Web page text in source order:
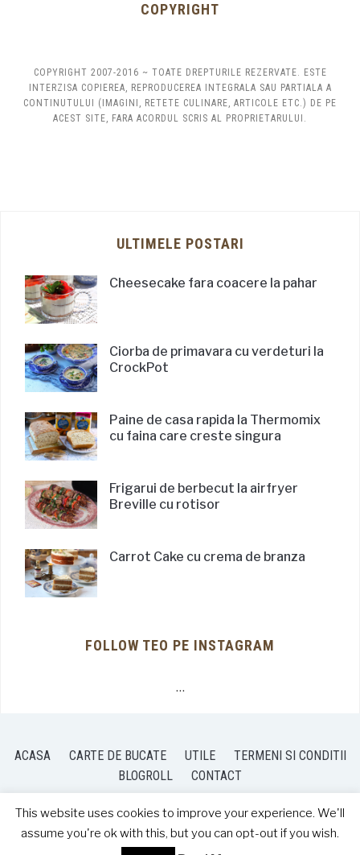
COPYRIGHT
COPYRIGHT 2007-2016 ~ TOATE DREPTURILE REZERVATE. ESTE
INTERZISA COPIEREA, REPRODUCEREA INTEGRALA SAU PARTIALA A
CONTINUTULUI (IMAGINI, RETETE CULINARE, ARTICOLE ETC.) DE PE
ACEST SITE, FARA ACORDUL SCRIS AL PROPRIETARULUI.
ULTIMELE POSTARI
Cheesecake fara coacere la pahar
Ciorba de primavara cu verdeturi la
CrockPot
Paine de casa rapida la Thermomix
cu faina care creste singura
Frigarui de berbecut la airfryer
Breville cu rotisor
Carrot Cake cu crema de branza
FOLLOW TEO PE INSTAGRAM
…
ACASA CARTE DE BUCATE UTILE
TERMENI SI CONDITII
BLOGROLL
CONTACT
COPYRIGHT © 2026 TEO'S KITCHEN
This website uses cookies to improve your experience. We'll
assume you're ok with this, but you can opt-out if you wish.